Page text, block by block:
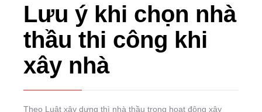
Lưu ý khi chọn nhà
thầu thi công khi
xây nhà
Theo Luật xây dựng thì nhà thầu trong hoạt động xây